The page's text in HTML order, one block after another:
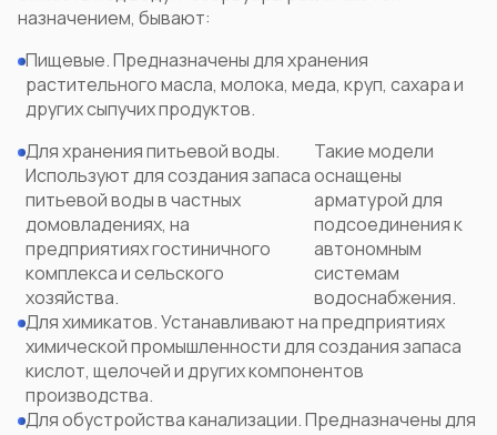
назначением, бывают:
Пищевые. Предназначены для хранения
растительного масла, молока, меда, круп, сахара и
других сыпучих продуктов.
Для хранения питьевой воды.
Используют для создания запаса
питьевой воды в частных
домовладениях, на
предприятиях гостиничного
комплекса и сельского
хозяйства.
Такие модели
оснащены
арматурой для
подсоединения к
автономным
системам
водоснабжения.
Для химикатов. Устанавливают на предприятиях
химической промышленности для создания запаса
кислот, щелочей и других компонентов
производства.
Для обустройства канализации. Предназначены для